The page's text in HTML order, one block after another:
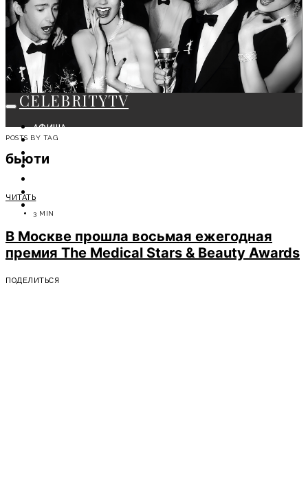
CELEBRITYTV
АФИША
СОБЫТИЯ
КРАСОТА
МОДА
POSTS BY TAG
бьюти
ЧИТАТЬ
3 MIN
В Москве прошла восьмая ежегодная
премия The Medical Stars & Beauty Awards
ПОДЕЛИТЬСЯ